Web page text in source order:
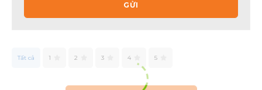
GỬI
Tất cả 1 2 3 4 5